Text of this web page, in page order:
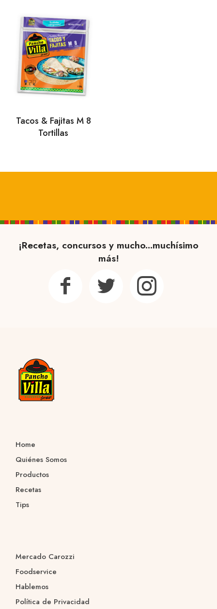
Tacos & Fajitas M 8
Tortillas
¡Recetas, concursos y mucho...muchísimo
más!
Home
Quiénes Somos
Productos
Recetas
Tips
Mercado Carozzi
Foodservice
Hablemos
Política de Privacidad